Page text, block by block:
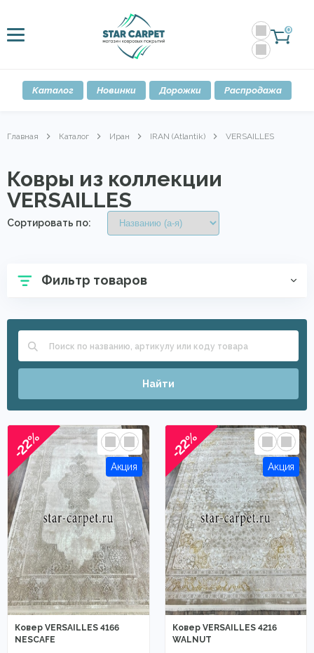
0
Каталог Новинки Дорожки Распродажа
Главная Каталог Иран IRAN (Atlantik) VERSAILLES
Ковры из коллекции
VERSAILLES
Сортировать по:
Фильтр товаров
Найти
-22%
Ковер VERSAILLES 4166
NESCAFE
-22%
Ковер VERSAILLES 4216
WALNUT